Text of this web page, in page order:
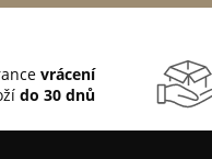
vrácení
do 30 dnů